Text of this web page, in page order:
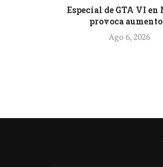
Especial de GTA VI
provoca
Ago 6, 2026